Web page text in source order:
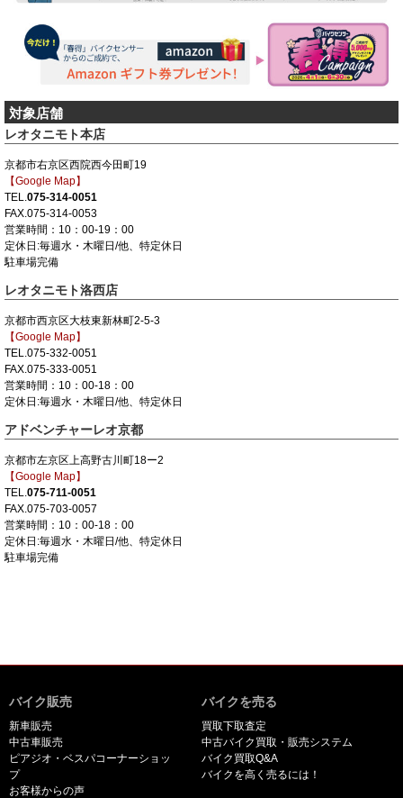
対象店舗
レオタニモト本店
京都市右京区西院西今田町19
【Google Map】
TEL.075-314-0051
FAX.075-314-0053
営業時間：10：00-19：00
定休日:毎週水・木曜日/他、特定休日
駐車場完備
レオタニモト洛西店
京都市西京区大枝東新林町2-5-3
【Google Map】
TEL.075-332-0051
FAX.075-333-0051
営業時間：10：00-18：00
定休日:毎週水・木曜日/他、特定休日
アドベンチャーレオ京都
京都市左京区上高野古川町18ー2
【Google Map】
TEL. 075-711-0051
FAX.075-703-0057
営業時間：10：00-18：00
定休日:毎週水・木曜日/他、特定休日
駐車場完備
バイク販売
新車販売
中古車販売
ピアジオ・ベスパコーナーショッ
プ
お客様からの声
バイクを売る
買取下取査定
中古バイク買取・販売システム
バイク買取Q&A
バイクを高く売るには！